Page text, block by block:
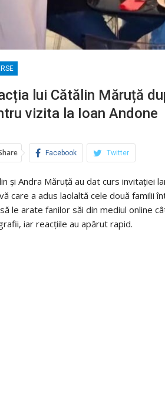
lui Cătălin Măruță
vizita la Ioan Andone
Facebook Twitter
și Andra Măruță au dat curs invitației
care a adus laolaltă cele două familii
le arate fanilor săi din mediul online
iar reacțiile au apărut rapid.